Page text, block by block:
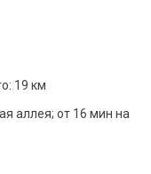
19 км
аллея; от 16 мин на